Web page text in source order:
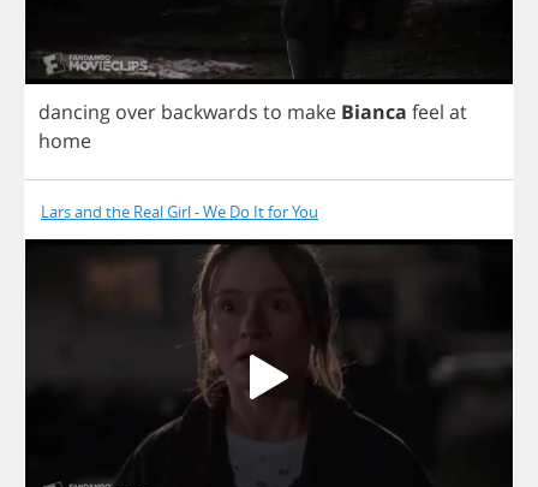
dancing over backwards to make Bianca feel at
home
Lars and the Real Girl - We Do It for You